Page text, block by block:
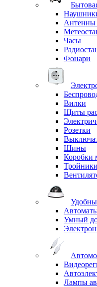
Антенны
Часы
Фонари
Вилки
Щиты
Розетки
Шины
Коробки
Умный
Лампы